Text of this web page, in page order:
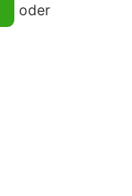
oder